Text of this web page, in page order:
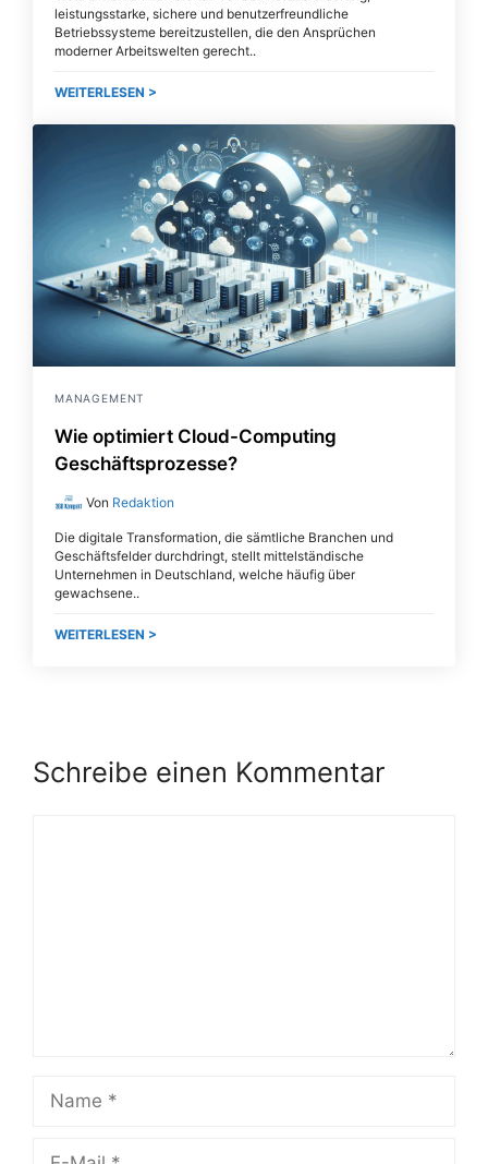
leistungsstarke, sichere und benutzerfreundliche
Betriebssysteme bereitzustellen, die den Ansprüchen
moderner Arbeitswelten gerecht
WEITERLESEN >
MANAGEMENT
Wie optimiert Cloud-Computing
Geschäftsprozesse?
Von Redaktion
Die digitale Transformation, die sämtliche Branchen und
Geschäftsfelder durchdringt, stellt mittelständische
Unternehmen in Deutschland, welche häufig über
gewachsene
WEITERLESEN >
Schreibe einen Kommentar